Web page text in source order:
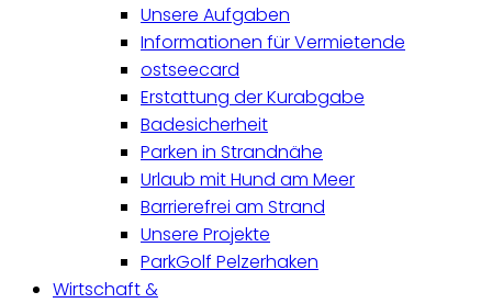
Unsere Aufgaben
Informationen für Vermietende
ostseecard
Erstattung der Kurabgabe
Badesicherheit
Parken in Strandnähe
Urlaub mit Hund am Meer
Barrierefrei am Strand
Unsere Projekte
ParkGolf Pelzerhaken
Wirtschaft &